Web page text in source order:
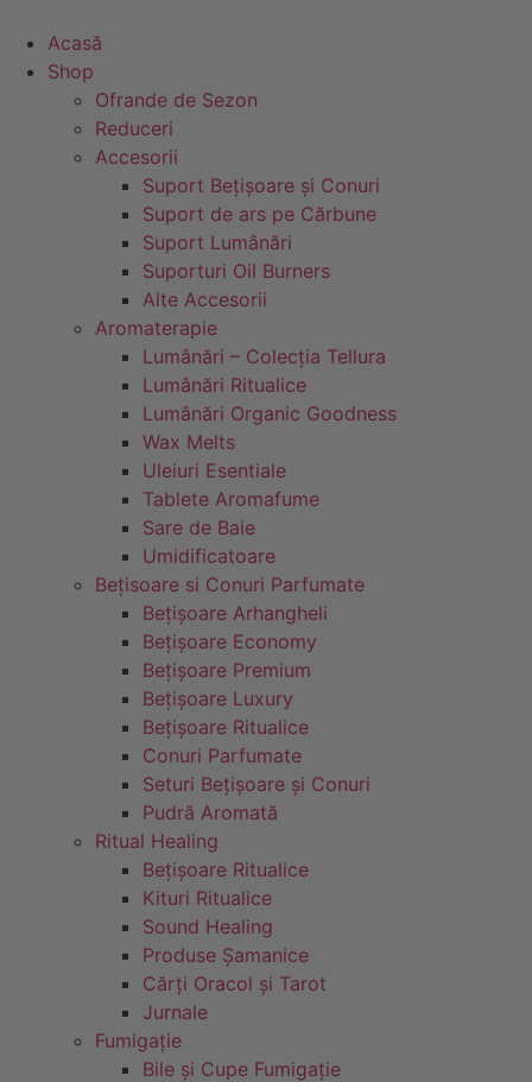
conținut
Acasă
Shop
Ofrande de Sezon
Reduceri
Accesorii
Suport Bețișoare și Conuri
Suport de ars pe Cărbune
Suport Lumânări
Suporturi Oil Burners
Alte Accesorii
Aromaterapie
Lumânări – Colecția Tellura
Lumânări Ritualice
Lumânări Organic Goodness
Wax Melts
Uleiuri Esentiale
Tablete Aromafume
Sare de Baie
Umidificatoare
Bețisoare si Conuri Parfumate
Bețișoare Arhangheli
Bețișoare Economy
Bețișoare Premium
Bețișoare Luxury
Bețișoare Ritualice
Conuri Parfumate
Seturi Bețișoare și Conuri
Pudră Aromată
Ritual Healing
Bețișoare Ritualice
Kituri Ritualice
Sound Healing
Produse Șamanice
Cărți Oracol și Tarot
Jurnale
Fumigație
Bile și Cupe Fumigație